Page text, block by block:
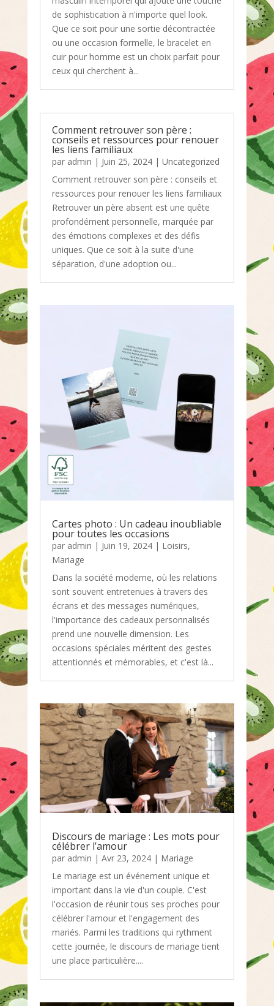
de sophistication à n'importe quel look.
Que ce soit pour une sortie décontractée
ou une occasion formelle, le bracelet en
cuir pour homme est un choix parfait pour
ceux qui cherchent à...
Comment retrouver son père :
conseils et ressources pour renouer
les liens familiaux
par admin | Juin 25, 2024| Uncategorized
Comment retrouver son père : conseils et
ressources pour renouer les liens familiaux
Retrouver un père absent est une quête
profondément personnelle, marquée par
des émotions complexes et des défis
uniques. Que ce soit à la suite d'une
séparation, d'une adoption ou...
Cartes photo : Un cadeau inoubliable
pour toutes les occasions
par admin | Juin 19, 2024| Loisirs,
Mariage
Dans la société moderne, où les relations
sont souvent entretenues à travers des
écrans et des messages numériques,
l'importance des cadeaux personnalisés
prend une nouvelle dimension. Les
occasions spéciales méritent des gestes
attentionnés et mémorables, et c'est là...
Discours de mariage : Les mots pour
célébrer l’amour
par admin | Avr 23, 2024| Mariage
Le mariage est un événement unique et
important dans la vie d'un couple. C'est
l'occasion de réunir tous ses proches pour
célébrer l'amour et l'engagement des
mariés. Parmi les traditions qui rythment
cette journée, le discours de mariage tient
une place particulière....